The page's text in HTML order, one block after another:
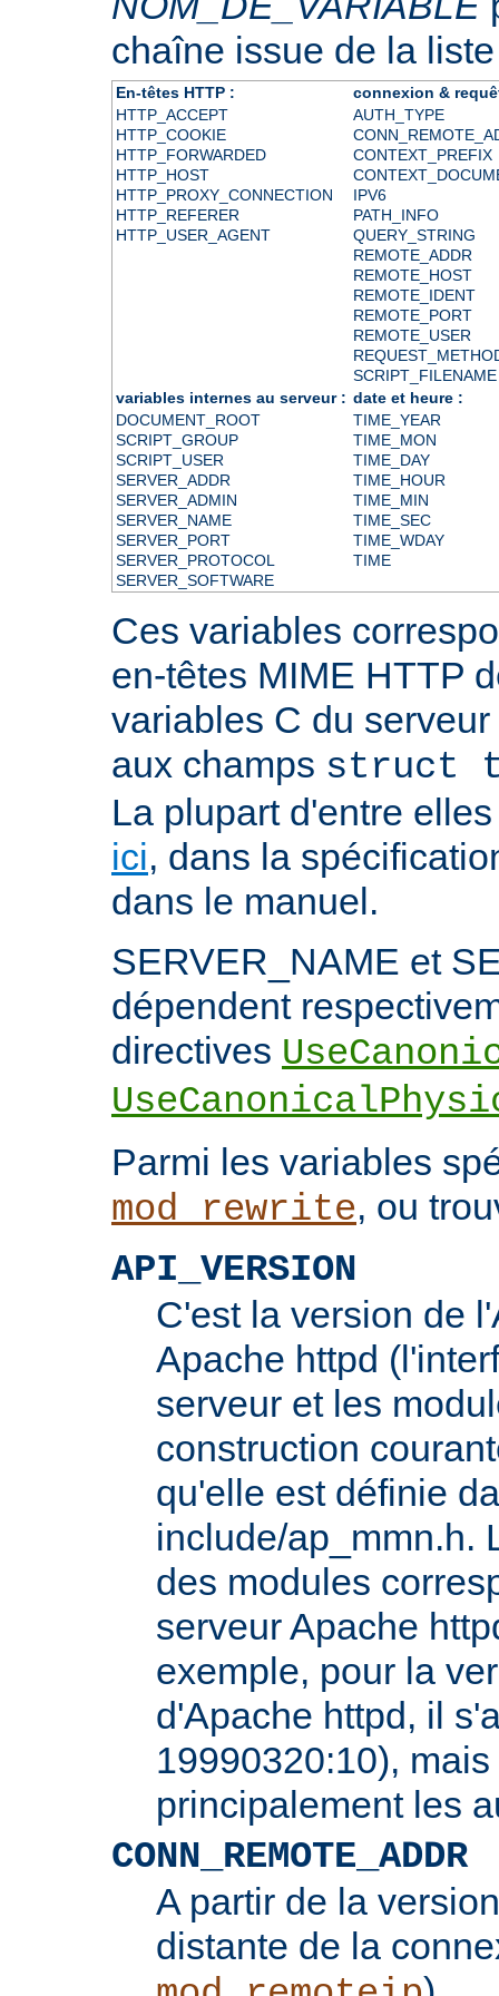
chaîne issue de la
En-têtes HTTP :
connexion &
HTTP_ACCEPT
HTTP_COOKIE
HTTP_FORWARDED
HTTP_HOST
HTTP_PROXY_CONNECTION
HTTP_REFERER
HTTP_USER_AGENT
AUTH_TYPE
CONTEXT_PREFIX
IPV6
PATH_INFO
QUERY_STRING
REMOTE_ADDR
REMOTE_HOST
REMOTE_IDENT
REMOTE_PORT
REMOTE_USER
SCRIPT_FILENAME
variables internes au serveur : date et heure :
DOCUMENT_ROOT
SCRIPT_GROUP
SCRIPT_USER
SERVER_ADDR
SERVER_ADMIN
SERVER_NAME
SERVER_PORT
SERVER_PROTOCOL
SERVER_SOFTWARE
TIME_YEAR
TIME_MON
TIME_DAY
TIME_HOUR
TIME_MIN
TIME_SEC
TIME_WDAY
TIME
Ces variables
en-têtes MIME HTTP
variables C du
aux champs struct
La plupart d'entre
ici, dans la
dans le manuel.
SERVER_NAME et
dépendent
directives
Parmi les variables
mod_rewrite, ou
API_VERSION
C'est la version de
Apache httpd
serveur et les
construction
qu'elle est définie
include/ap_mmn.h.
des modules
serveur Apache
exemple, pour la
d'Apache httpd, il
19990320:10),
principalement les
CONN_REMOTE_ADDR
A partir de la
distante de la